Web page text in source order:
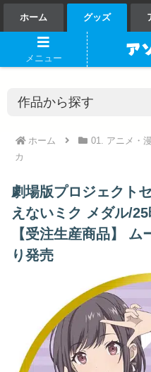
ホーム グッズ
ホーム 01. アニメ・
カ
劇場版プロジェクト
えないミク メダル/25
【受注生産商品】 ム
り発売
メニュー